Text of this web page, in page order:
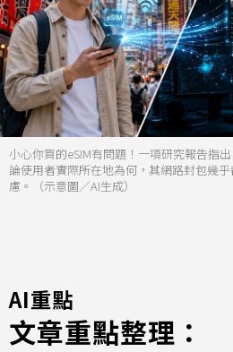
小心你買的eSIM有問題！一項研究報告指
論使用者實際所在地為何，其網路封包幾
慮。（示意圖／AI生成）
AI重點
文章重點整理：